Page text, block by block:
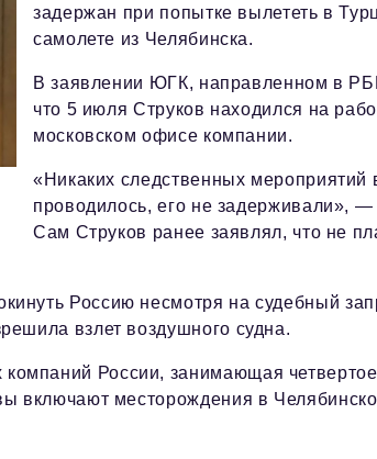
задержан при попытке вылететь в
самолете из Челябинска.
В заявлении ЮГК, направленном в
что 5 июля Струков находился на
московском офисе компании.
«Никаких следственных мероприятий
проводилось, его не задерживали»,
Сам Струков ранее заявлял, что не
Россию несмотря на судебный
взлет воздушного судна.
России, занимающая
включают месторождения в